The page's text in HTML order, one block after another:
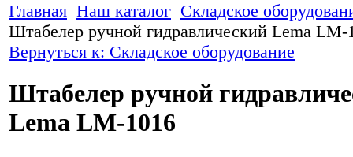
Главная Наш каталог Складское
Штабелер ручной гидравлический Lema LM-
Вернуться к: Складское оборудование
Штабелер ручной
Lema LM-1016